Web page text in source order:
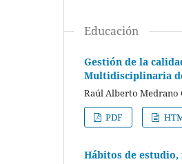
Educación
Gestión de la
Multidisciplinaria
Raúl Alberto Medrano
PDF
Hábitos de